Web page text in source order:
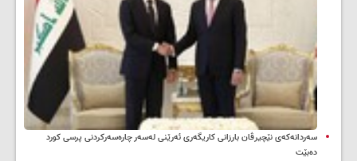
سه‌ردانه‌کەی نێچیرڤان بارزانی كاریگه‌ری ئه‌رێنی له‌سه‌ر چاره‌سه‌ركردنی پرسی كورد
ده‌بێت